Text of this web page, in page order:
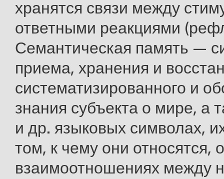
хранятся связи между
ответными реакциями
Семантическая память —
приема, хранения и
систематизированного и
знания субъекта о мире, а
и др. языковых символах,
том, к чему они относятся, о
взаимоотношениях между